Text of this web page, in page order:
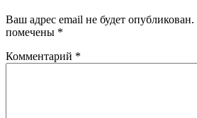
Ваш адрес email не будет опубликован.
помечены *
Комментарий *